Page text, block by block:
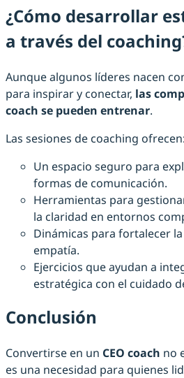
¿Cómo desarrollar
a través del
Aunque algunos líderes nacen
para inspirar y conectar, las
coach se pueden entrenar.
Las sesiones de coaching ofrecen:
Un espacio seguro para
formas de comunicación.
Herramientas para
la claridad en entornos
Dinámicas para fortalecer
empatía.
Ejercicios que ayudan a
estratégica con el cuidado
Conclusión
Convertirse en un CEO coach no
es una necesidad para quienes